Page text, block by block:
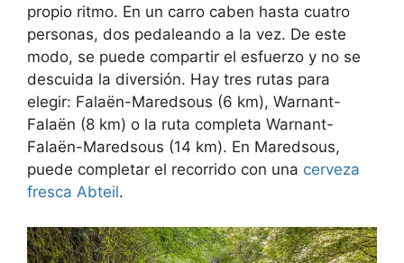
propio ritmo. En un carro caben hasta cuatro
personas, dos pedaleando a la vez. De este
modo, se puede compartir el esfuerzo y no se
descuida la diversión. Hay tres rutas para
elegir: Falaën-Maredsous (6 km), Warnant-
Falaën (8 km) o la ruta completa Warnant-
Falaën-Maredsous (14 km). En Maredsous,
puede completar el recorrido con una cerveza
fresca Abteil.